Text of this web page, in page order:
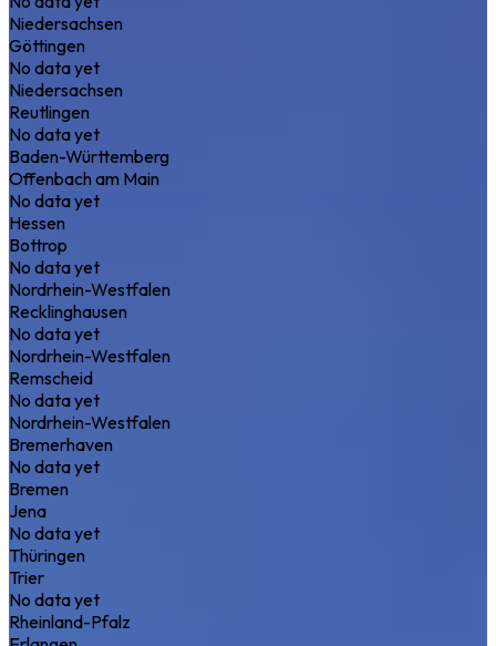
Niedersachsen
Göttingen
No data yet
Niedersachsen
Reutlingen
No data yet
Baden-Württemberg
Offenbach am Main
No data yet
Hessen
Bottrop
No data yet
Nordrhein-Westfalen
Recklinghausen
No data yet
Nordrhein-Westfalen
Remscheid
No data yet
Nordrhein-Westfalen
Bremerhaven
No data yet
Bremen
Jena
No data yet
Thüringen
Trier
No data yet
Rheinland-Pfalz